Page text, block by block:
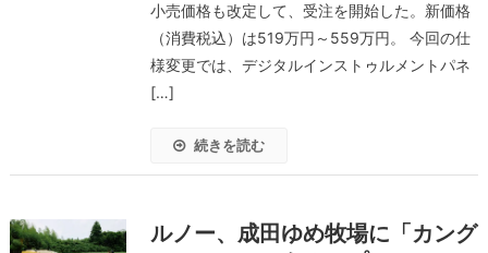
小売価格も改定して、受注を開始した。新価格
（消費税込）は519万円～559万円。 今回の仕
様変更では、デジタルインストゥルメントパネ
[…]
続きを読む
ルノー、成田ゆめ牧場に「カング